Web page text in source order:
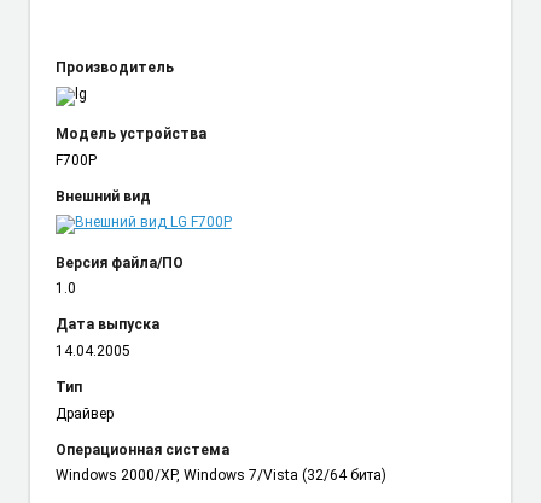
Производитель
Модель устройства
F700P
Внешний вид
Версия файла/ПО
1.0
Дата выпуска
14.04.2005
Тип
Драйвер
Операционная система
Windows 2000/XP, Windows 7/Vista (32/64 бита)